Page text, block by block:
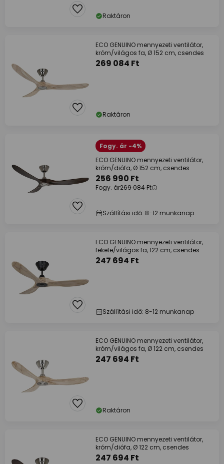
Raktáron
ECO GENUINO mennyezeti ventilátor,
króm/világos fa, Ø 152 cm, csendes
269 084 Ft
Raktáron
Fogy. ár -4%
ECO GENUINO mennyezeti ventilátor,
króm/diófa, Ø 152 cm, csendes
256 990 Ft
Fogy. ár269 084 Ft
Szállítási idő: 8-12 munkanap
ECO GENUINO mennyezeti ventilátor,
fekete/világos fa, 122 cm, csendes
247 694 Ft
Szállítási idő: 8-12 munkanap
ECO GENUINO mennyezeti ventilátor,
króm/világos fa, Ø 122 cm, csendes
247 694 Ft
Raktáron
ECO GENUINO mennyezeti ventilátor,
króm/diófa, Ø 122 cm, csendes
247 694 Ft